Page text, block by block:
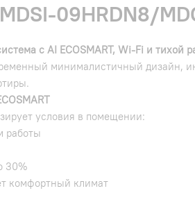
09HRDN8/
с AI ECOSMART, Wi-Fi и тихой
минималистичный дизайн,
условия в помещении:
работы
30%
комфортный климат